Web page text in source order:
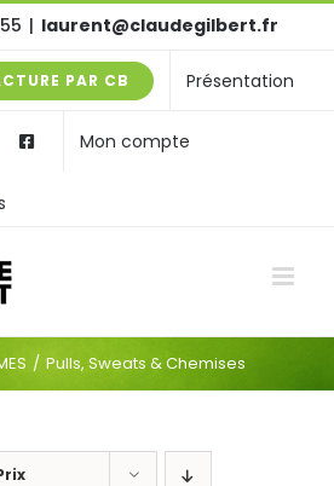
| laurent@claudegilbert.fr
PAR CB Présentation
Mon compte
Pulls, Sweats & Chemises